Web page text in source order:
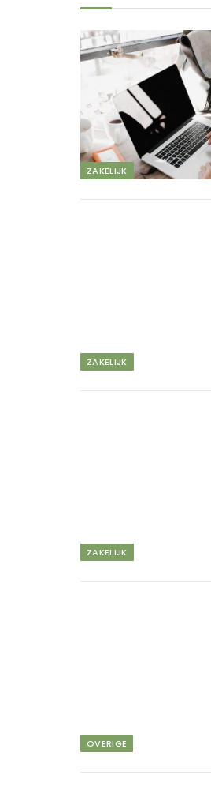
ZAKELIJK
ZAKELIJK
ZAKELIJK
OVERIGE